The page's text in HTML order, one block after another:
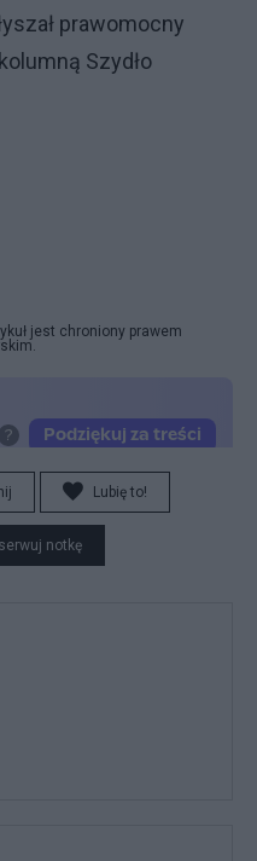
prawomocny
Szydło
jest chroniony prawem
Lubię to!
notkę